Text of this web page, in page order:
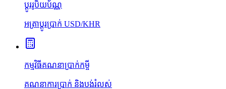
ប្ដូររូបិយប័ណ្ណ
អត្រាប្ដូរប្រាក់ USD/KHR
កម្មវិធីគណនាប្រាក់កម្ចី
គណនាការប្រាក់ និងបង់រំលស់